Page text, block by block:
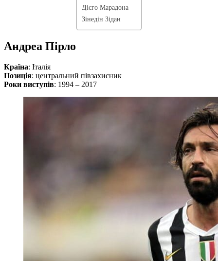
Дієго Марадона
Зінедін Зідан
Андреа Пірло
Країна: Італія
Позиція: центральний півзахисник
Роки виступів: 1994 – 2017